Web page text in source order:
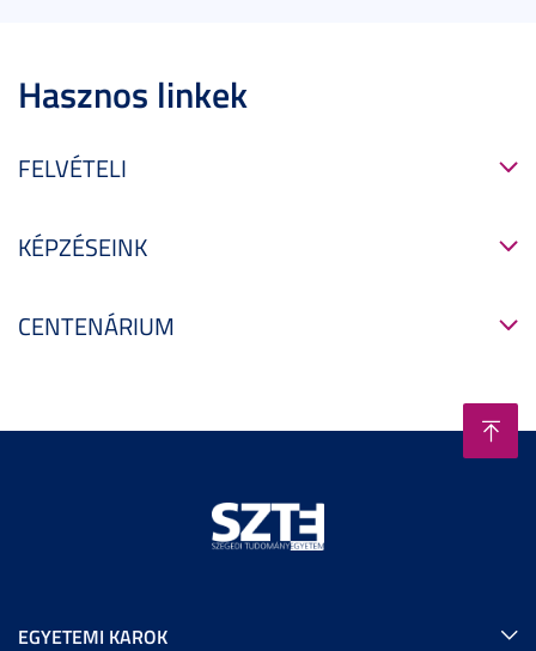
Hasznos linkek
FELVÉTELI
KÉPZÉSEINK
CENTENÁRIUM
EGYETEMI KAROK